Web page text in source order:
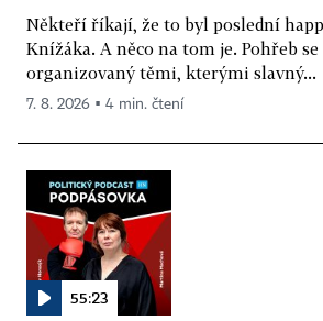
Někteří říkají, že to byl poslední
Knížáka. A něco na tom je. Pohřeb
organizovaný těmi, kterými slavný...
7. 8. 2026 ▪ 4 min. čtení
55:23